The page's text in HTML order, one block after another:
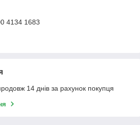
4134 1683
14 днів за рахунок покупця